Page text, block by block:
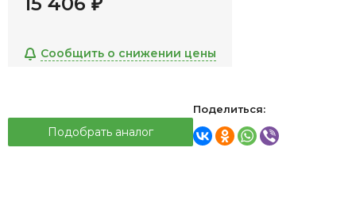
₽
Сообщить о снижении цены
Подобрать аналог
Поделиться: